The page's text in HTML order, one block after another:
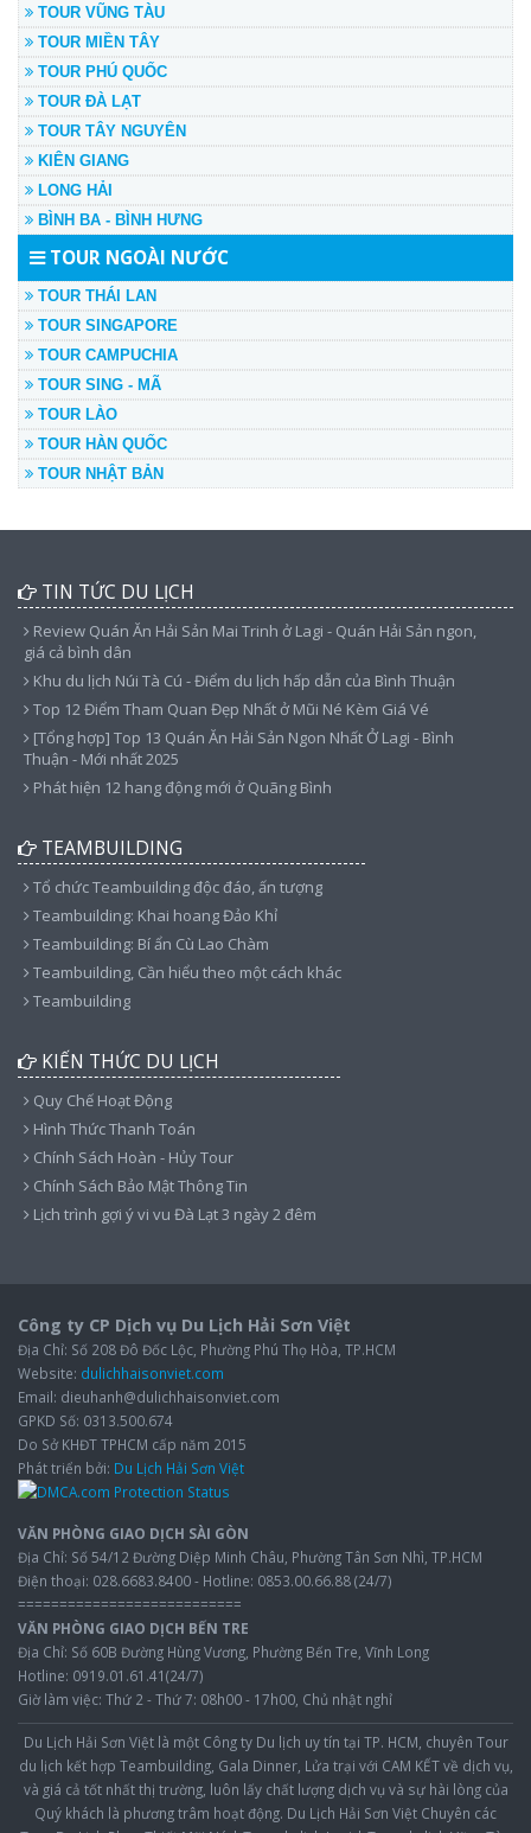
TOUR VŨNG TÀU
TOUR MIỀN TÂY
TOUR PHÚ QUỐC
TOUR ĐÀ LẠT
TOUR TÂY NGUYÊN
KIÊN GIANG
LONG HẢI
BÌNH BA - BÌNH HƯNG
TOUR NGOÀI NƯỚC
TOUR THÁI LAN
TOUR SINGAPORE
TOUR CAMPUCHIA
TOUR SING - MÃ
TOUR LÀO
TOUR HÀN QUỐC
TOUR NHẬT BẢN
TIN TỨC DU LỊCH
Review Quán Ăn Hải Sản Mai Trinh ở Lagi - Quán Hải Sản ngon,
giá cả bình dân
Khu du lịch Núi Tà Cú - Điểm du lịch hấp dẫn của Bình Thuận
Top 12 Điểm Tham Quan Đẹp Nhất ở Mũi Né Kèm Giá Vé
[Tổng hợp] Top 13 Quán Ăn Hải Sản Ngon Nhất Ở Lagi - Bình
Thuận - Mới nhất 2025
Phát hiện 12 hang động mới ở Quãng Bình
TEAMBUILDING
Tổ chức Teambuilding độc đáo, ấn tượng
Teambuilding: Khai hoang Đảo Khỉ
Teambuilding: Bí ẩn Cù Lao Chàm
Teambuilding, Cần hiểu theo một cách khác
Teambuilding
KIẾN THỨC DU LỊCH
Quy Chế Hoạt Động
Hình Thức Thanh Toán
Chính Sách Hoàn - Hủy Tour
Chính Sách Bảo Mật Thông Tin
Lịch trình gợi ý vi vu Đà Lạt 3 ngày 2 đêm
Công ty CP Dịch vụ Du Lịch Hải Sơn Việt
Địa Chỉ: Số 208 Đô Đốc Lộc, Phường Phú Thọ Hòa, TP.HCM
Website: dulichhaisonviet.com
Email: dieuhanh@dulichhaisonviet.com
GPKD Số: 0313.500.674
Do Sở KHĐT TPHCM cấp năm 2015
Phát triển bởi: Du Lịch Hải Sơn Việt
VĂN PHÒNG GIAO DỊCH SÀI GÒN
Địa Chỉ: Số 54/12 Đường Diệp Minh Châu, Phường Tân Sơn Nhì, TP.HCM
Điện thoại: 028.6683.8400 - Hotline: 0853.00.66.88 (24/7)
===========================
VĂN PHÒNG GIAO DỊCH BẾN TRE
Địa Chỉ: Số 60B Đường Hùng Vương, Phường Bến Tre, Vĩnh Long
Hotline: 0919.01.61.41(24/7)
Giờ làm việc: Thứ 2 - Thứ 7: 08h00 - 17h00, Chủ nhật nghỉ
Du Lịch Hải Sơn Việtlà một Công ty Du lịch uy tín tại TP. HCM, chuyên Tour
du lịch kết hợp Teambuilding, Gala Dinner, Lửa trại với CAM KẾT về dịch vụ,
và giá cả tốt nhất thị trường, luôn lấy chất lượng dịch vụ và sự hài lòng của
Quý khách là phương trâm hoạt động. Du Lịch Hải Sơn Việt Chuyên các